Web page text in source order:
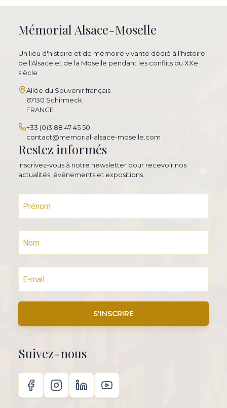
Mémorial Alsace-Moselle
Un lieu d'histoire et de mémoire vivante dédié à l'histoire
de l'Alsace et de la Moselle pendant les conflits du XXe
siècle.
Allée du Souvenir français
67130 Schirmeck
FRANCE
+33 (0)3 88 47 45 50
contact@memorial-alsace-moselle.com
Restez informés
Inscrivez-vous à notre newsletter pour recevoir nos
actualités, événements et expositions.
S'INSCRIRE
Suivez-nous